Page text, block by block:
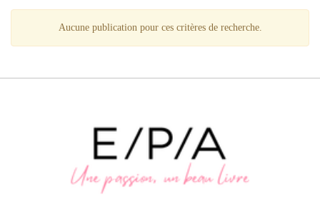
Aucune publication pour ces critères de recherche.